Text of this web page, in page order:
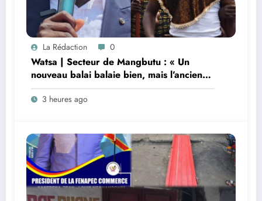
La Rédaction 0
Watsa | Secteur de Mangbutu : « Un
nouveau balai balaie bien, mais l’ancien
maîtrise tous les coins », lance David Ideni
Aioku, président de la Ligue Mbila, au
3 heures ago